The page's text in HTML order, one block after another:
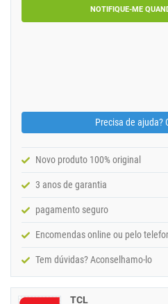
NOTIFIQUE-ME
Precisa de ajuda?
Novo produto 100% original
3 anos de garantia
pagamento seguro
Encomendas online ou pelo
Tem dúvidas? Aconselhamo-lo
TCL